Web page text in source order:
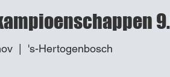
  |
's-Hertogenbosch